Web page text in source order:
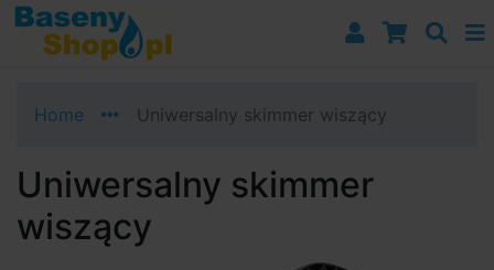
Przejdź do nawigacji
Przejdź do treści
Przejdź do paska bocznego
Home Uniwersalny skimmer wiszący
Uniwersalny skimmer
wiszący